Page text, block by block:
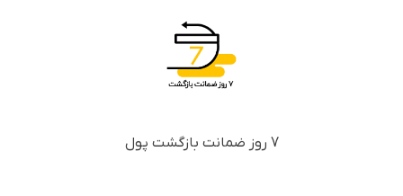
7 روز ضمانت بازگشت پول